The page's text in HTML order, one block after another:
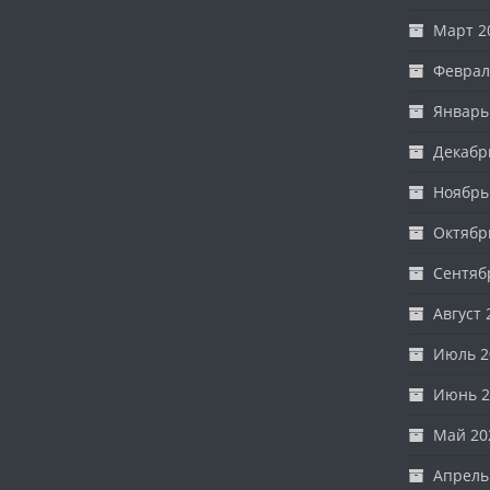
Март
Август
Июль
Июнь
Май